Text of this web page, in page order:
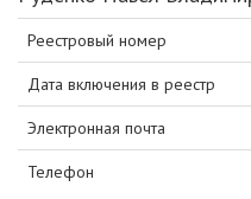
Реестровый номер
Дата включения в реестр
Электронная почта
Телефон